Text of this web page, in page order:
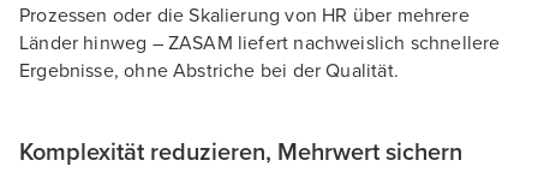
Prozessen oder die Skalierung von HR über mehrere
Länder hinweg – ZASAM liefert nachweislich schnellere
Ergebnisse, ohne Abstriche bei der Qualität.
Komplexität reduzieren, Mehrwert sichern